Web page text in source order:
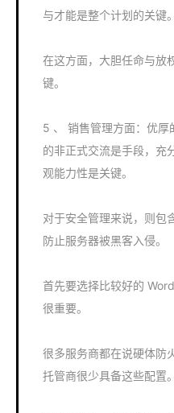
与才能是整个计划的关键。
在这方面，大胆任命与放
键。
5 、 销售管理方面：优厚
的非正式交流是手段，充
观能力性是关键。
对于安全管理来说，则包
防止服务器被黑客入侵。
首先要选择比较好的
很重要。
很多服务商都在说硬体防
托管商很少具备这些配置。